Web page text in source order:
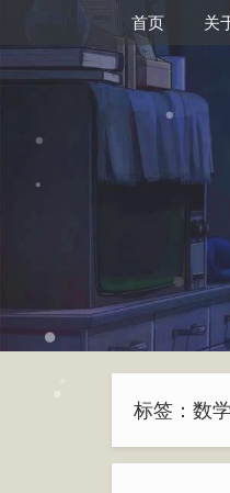
首页 关
标签：数